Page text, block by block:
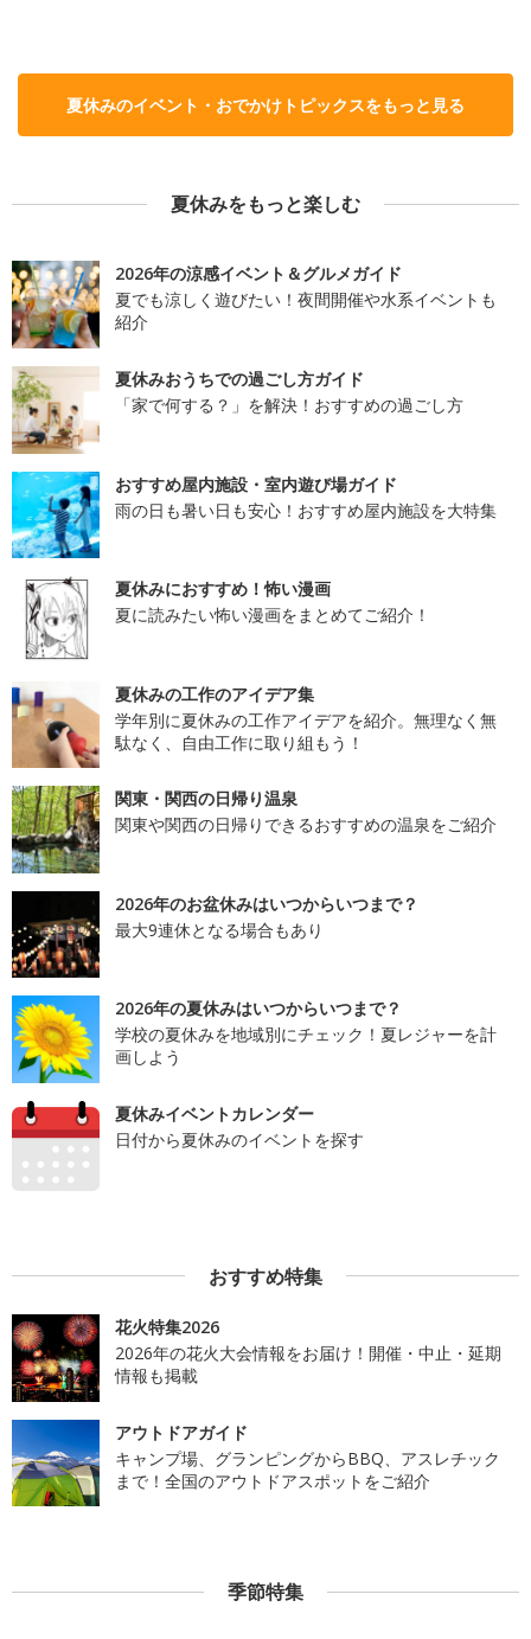
夏休みのイベント・おでかけトピックスをもっと見る
夏休みをもっと楽しむ
2026年の涼感イベント＆グルメガイド
夏でも涼しく遊びたい！夜間開催や水系イベントも
紹介
夏休みおうちでの過ごし方ガイド
「家で何する？」を解決！おすすめの過ごし方
おすすめ屋内施設・室内遊び場ガイド
雨の日も暑い日も安心！おすすめ屋内施設を大特集
夏休みにおすすめ！怖い漫画
夏に読みたい怖い漫画をまとめてご紹介！
夏休みの工作のアイデア集
学年別に夏休みの工作アイデアを紹介。無理なく無
駄なく、自由工作に取り組もう！
関東・関西の日帰り温泉
関東や関西の日帰りできるおすすめの温泉をご紹介
2026年のお盆休みはいつからいつまで？
最大9連休となる場合もあり
2026年の夏休みはいつからいつまで？
学校の夏休みを地域別にチェック！夏レジャーを計
画しよう
夏休みイベントカレンダー
日付から夏休みのイベントを探す
おすすめ特集
花火特集2026
2026年の花火大会情報をお届け！開催・中止・延期
情報も掲載
アウトドアガイド
キャンプ場、グランピングからBBQ、アスレチック
まで！全国のアウトドアスポットをご紹介
季節特集